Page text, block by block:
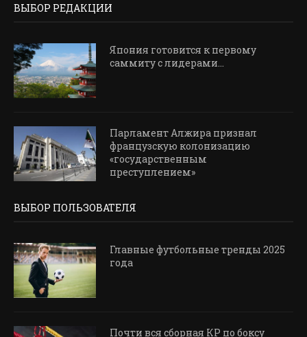
ВЫБОР РЕДАКЦИИ
Япония готовится к первому
саммиту с лидерами...
Парламент Алжира признал
французскую колонизацию
«государственным
преступлением»
ВЫБОР ПОЛЬЗОВАТЕЛЯ
Главные футбольные тренды 2025
года
Почти вся сборная КР по боксу